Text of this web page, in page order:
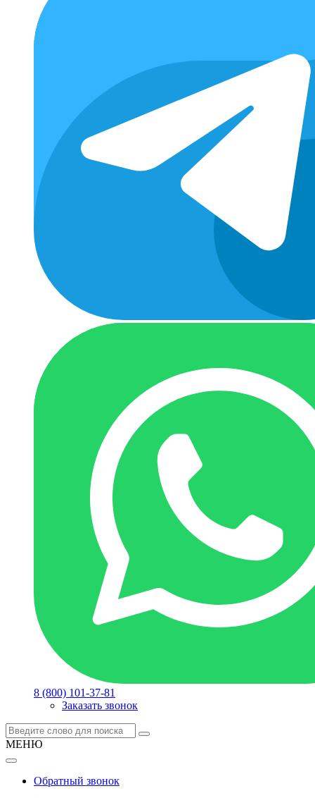
8 (800) 101-37-81
Заказать звонок
МЕНЮ
Обратный звонок